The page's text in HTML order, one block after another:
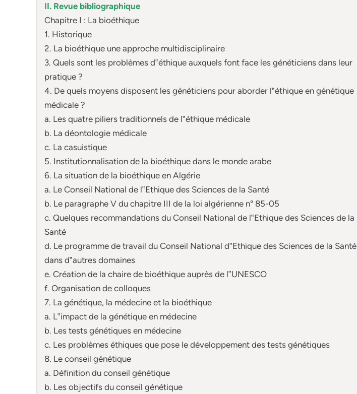
II. Revue bibliographique
Chapitre I : La bioéthique
1. Historique
2. La bioéthique une approche multidisciplinaire
3. Quels sont les problèmes d‟éthique auxquels font face les généticiens dans leur
pratique ?
4. De quels moyens disposent les généticiens pour aborder l‟éthique en génétique
médicale ?
a. Les quatre piliers traditionnels de l‟éthique médicale
b. La déontologie médicale
c. La casuistique
5. Institutionnalisation de la bioéthique dans le monde arabe
6. La situation de la bioéthique en Algérie
a. Le Conseil National de l‟Ethique des Sciences de la Santé
b. Le paragraphe V du chapitre III de la loi algérienne n° 85-05
c. Quelques recommandations du Conseil National de l‟Ethique des Sciences de la
Santé
d. Le programme de travail du Conseil National d‟Ethique des Sciences de la Santé
dans d‟autres domaines
e. Création de la chaire de bioéthique auprès de l‟UNESCO
f. Organisation de colloques
7. La génétique, la médecine et la bioéthique
a. L‟impact de la génétique en médecine
b. Les tests génétiques en médecine
c. Les problèmes éthiques que pose le développement des tests génétiques
8. Le conseil génétique
a. Définition du conseil génétique
b. Les objectifs du conseil génétique